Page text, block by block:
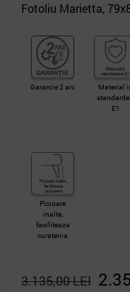
Fotoliu Marietta,
Garanție 2 ani
Material
E1
Picioare
inalte,
faciliteaza
curatenia
3.135,00 LEI